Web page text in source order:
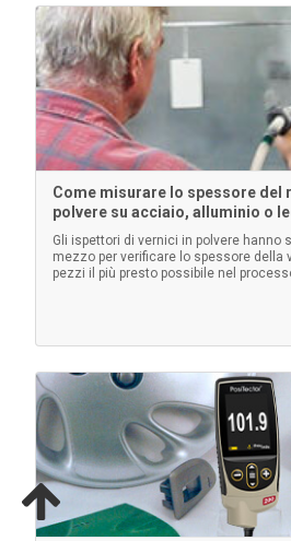
Un paraluce è incluso in ogni
Per saperne
Come misurare lo spessore del
polvere su acciaio, alluminio o
Gli ispettori di vernici in polvere hanno
mezzo per verificare lo spessore della
pezzi il più presto possibile nel